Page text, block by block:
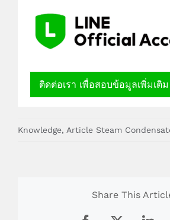
ติดต่อเรา เพื่อสอบข้อมูลเพิ่มเติม
Knowledge, Article Steam
Share This